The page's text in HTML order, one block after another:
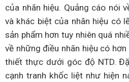
của nhãn hiệu. Quảng cáo nói
và khác biệt của nhãn hiệu có
sản phẩm hơn tuy nhiên quá
về những điều nhãn hiệu có
thiết thực dưới góc độ NTD.
cạnh tranh khốc liệt như hiện